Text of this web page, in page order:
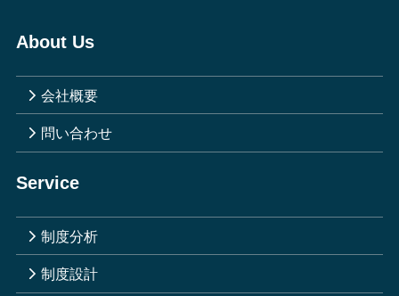
About Us
会社概要
問い合わせ
Service
制度分析
制度設計